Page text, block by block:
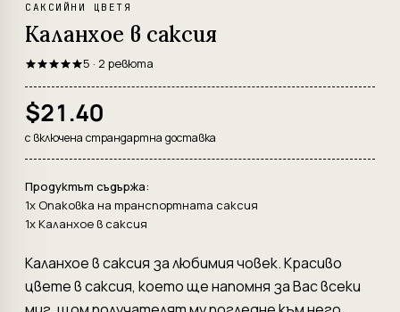
САКСИЙНИ ЦВЕТЯ
Каланхое в саксия
5 · 2 ревюта
$21.40
с включена страндартна доставка
Продуктът съдържа:
1x Опаковка на транспортната саксия
1x Каланхое в саксия
Каланхое в саксия за любимия човек. Красиво
цвете в саксия, което ще напомня за Вас всеки